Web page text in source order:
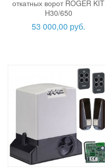
откатных ворот ROGER KIT
H30/650
53 000,00 руб.